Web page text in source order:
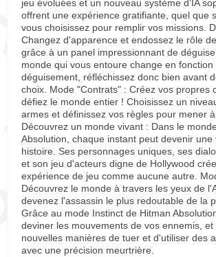
jeu évoluées et un nouveau système d'IA
offrent une expérience gratifiante, quel que
vous choisissez pour remplir vos missions.
Changez d'apparence et endossez le rôle
grâce à un panel impressionnant de
monde qui vous entoure change en fonction
déguisement, réfléchissez donc bien avant
choix. Mode "Contrats" : Créez vos propres
défiez le monde entier ! Choisissez un
armes et définissez vos règles pour mener
Découvrez un monde vivant : Dans le
Absolution, chaque instant peut devenir une
histoire. Ses personnages uniques, ses
et son jeu d'acteurs digne de Hollywood
expérience de jeu comme aucune autre.
Découvrez le monde à travers les yeux de
devenez l'assassin le plus redoutable de la
Grâce au mode Instinct de Hitman
deviner les mouvements de vos ennemis, et
nouvelles manières de tuer et d'utiliser des
avec une précision meurtrière.